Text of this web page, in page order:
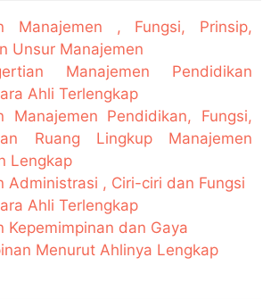
Manajemen , Fungsi, Prinsip,
Unsur Manajemen
Manajemen Pendidikan
Ahli Terlengkap
Manajemen Pendidikan, Fungsi,
Ruang Lingkup Manajemen
Lengkap
Administrasi , Ciri-ciri dan Fungsi
Ahli Terlengkap
Kepemimpinan dan Gaya
Menurut Ahlinya Lengkap